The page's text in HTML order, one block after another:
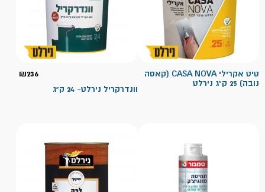
טיט אקרילי CASA NOVA (קאסה
נובה) 25 ק"ג נירלט
₪236
וונדרקריל נירלט- 24 ק"ג